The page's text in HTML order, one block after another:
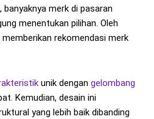
banyaknya merk di pasaran
menentukan pilihan. Oleh
rekomendasi merk
unik dengan gelombang
Kemudian, desain ini
yang lebih baik dibanding